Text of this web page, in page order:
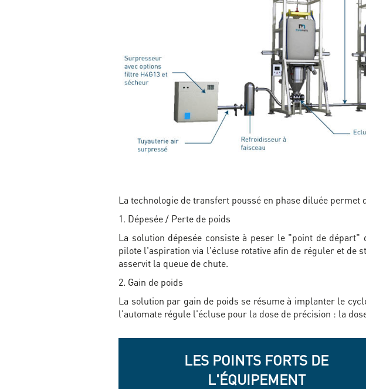
La technologie de transfert poussé en phase diluée
1. Dépesée / Perte de poids
La solution dépesée consiste à peser le "point de
pilote l'aspiration via l'écluse rotative afin de réguler et de
asservit la queue de chute.
2. Gain de poids
La solution par gain de poids se résume à implanter le
l'automate régule l'écluse pour la dose de précision : la
LES POINTS FORTS DE
L'ÉQUIPEMENT